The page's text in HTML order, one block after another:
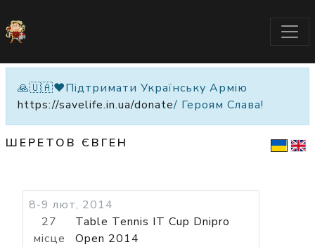
🙏🇺🇦❤️Підтримати Українську Армію
https://savelife.in.ua/donate/ Героям Слава!
ШЕРЕТОВ ЄВГЕН
8-9 лют, 2014
27
місце
Table Tennis IT Cup Dnipro
Open 2014